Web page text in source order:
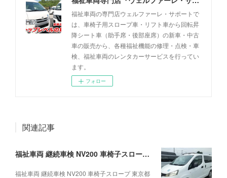
福祉車両の専門店ウェルファーレ・サポートで
は、車椅子用スロープ車・リフト車から回転昇
降シート車（助手席・後部座席）の新車・中古
車の販売から、各種福祉機能の修理・点検・車
検、福祉車両のレンタカーサービスを行ってい
ます。
フォロー
関連記事
福祉車両 継続車検 NV200 車椅子スロープ 東京都I法人様、ご依頼事例(2026.08.06)
福祉車両 継続車検 NV200 車椅子スロープ 東京都